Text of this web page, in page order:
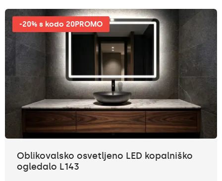
-20% s kodo 20PROMO
Oblikovalsko osvetljeno LED kopalniško
ogledalo L143